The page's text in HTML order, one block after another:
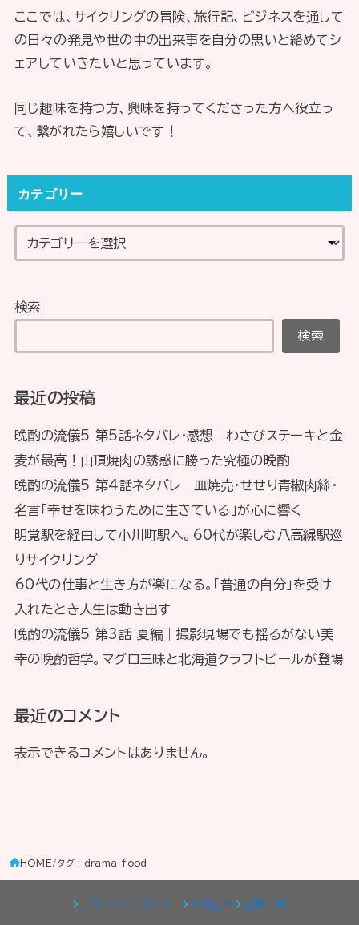
ここでは、サイクリングの冒険、旅行記、ビジネスを通して
の日々の発見や世の中の出来事を自分の思いと絡めてシ
ェアしていきたいと思っています。
同じ趣味を持つ方、興味を持ってくださった方へ役立っ
て、繋がれたら嬉しいです！
カテゴリー
検索
検索
最近の投稿
晩酌の流儀5 第5話ネタバレ・感想｜わさびステーキと金
麦が最高！山頂焼肉の誘惑に勝った究極の晩酌
晩酌の流儀5 第4話ネタバレ｜皿焼売・せせり青椒肉絲・
名言「幸せを味わうために生きている」が心に響く
明覚駅を経由して小川町駅へ。60代が楽しむ八高線駅巡
りサイクリング
60代の仕事と生き方が楽になる。「普通の自分」を受け
入れたとき人生は動き出す
晩酌の流儀5 第3話 夏編｜撮影現場でも揺るがない美
幸の晩酌哲学。マグロ三昧と北海道クラフトビールが登場
最近のコメント
表示できるコメントはありません。
HOME タグ : drama-food
プライバシーポリシー お問合せ 記事一覧